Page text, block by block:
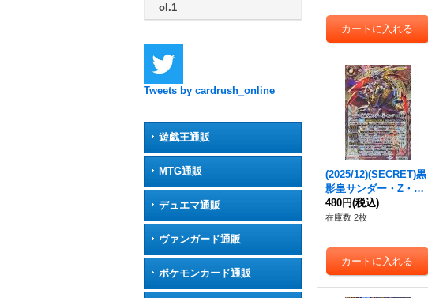
ol.1
Tweets by cardrush_online
遊戯王通販
MTG通販
デュエマ通販
ヴァンガード通販
ポケモンカード通販
(2025/12)(SECRET)黒
影皇サンダー・Z・キ
ング【X-SEC】{BS72
-X01}《赤》
480円(税込)
在庫数 2枚